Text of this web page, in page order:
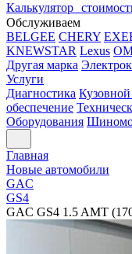
Калькулятор
Обслуживаем
BELGEE CHERY
KNEWSTAR Lexus
Другая марка
Услуги
Диагностика
обеспечение
Оборудования
Главная
Новые автомобили
GAC
GS4
GAC GS4 1.5 AMT